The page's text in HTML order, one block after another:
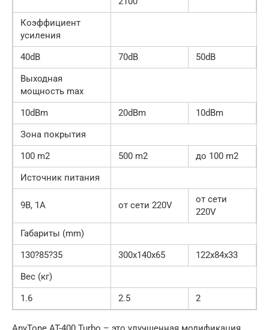
Коэффициент
усиления
40dB
70dB
50dB
Выходная
мощность max
10dBm
20dBm
10dBm
Зона покрытия
100 m2
500 m2
до 100 m2
Источник питания
9В, 1A от сети 220V
от сети
220V
Габариты (mm)
130?85?35
300х140х65
122x84x33
Вес (кг)
1.6
2.5 2